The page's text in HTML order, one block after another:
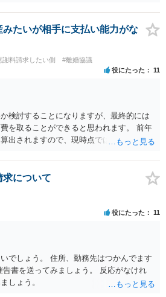
たいが相手に支払い能力がな
謝料請求したい側 #離婚協議
役にたった 11
検討することになりますが、最終的には
を取ることができると思われます。 前年
出されますので、現時点では少額しか取
もできます。 仮に中絶する場合でも、相
をしっかりしてくれない場合には、慰謝
あります。 いずれにせよ、親御さんとの
れますので、一度話し合った上で、法律
たほうがよろしいかと思います。
について
役にたった 11
でしょう。 住所、勤務先はつかんでます
書を送ってみましょう。 反応がなけれ
しょう。